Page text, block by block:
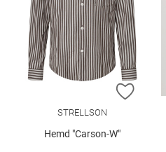
ZUR
STRELLSON
Hemd "Carson-W"